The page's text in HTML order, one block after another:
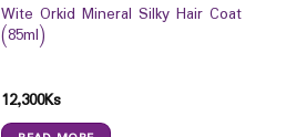
Wite Orkid Mineral Silky Hair Coat
(85ml)
12,300Ks